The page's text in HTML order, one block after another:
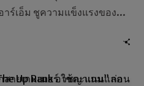
ร์เอ็ม ชูความแข็งแรงของ...